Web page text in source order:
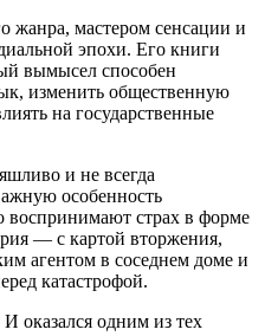
жанра, мастером сенсации и
эпохи. Его книги
вымысел способен
изменить общественную
на государственные
и не всегда
особенность
воспринимают страх в форме
— с картой вторжения,
агентом в соседнем доме и
катастрофой.
оказался одним из тех